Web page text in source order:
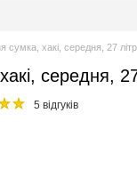
сумка, хакі, середня, 27
середня,
5 відгуків